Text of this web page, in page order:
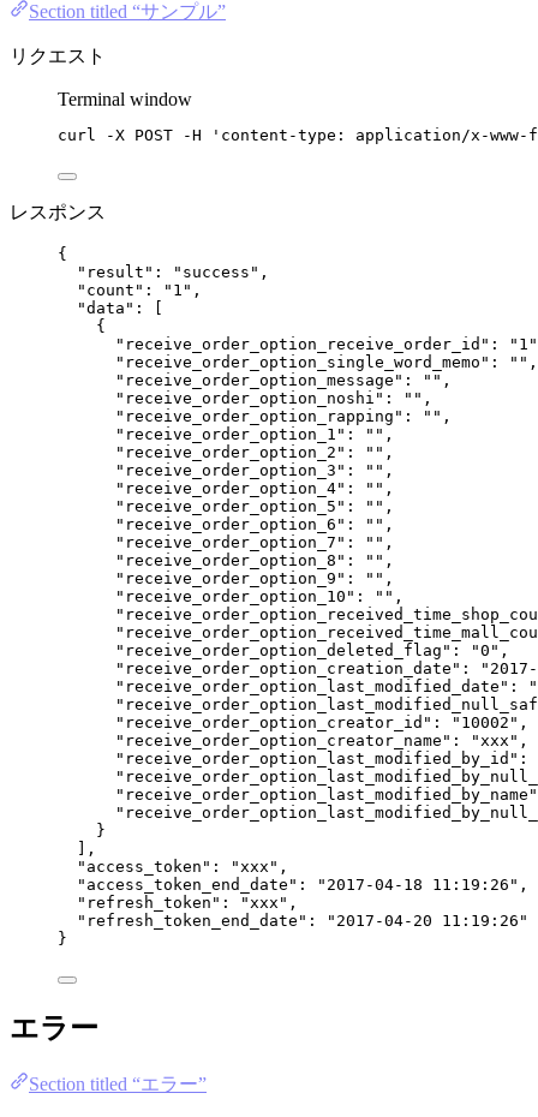
Section titled “サンプル”
リクエスト
Terminal window
curl -X POST -H ' content-type: application/x-www-
レスポンス
{
"result" : " success " ,
"count" : " 1 " ,
"data" : [
{
"receive_order_option_receive_order_id" : " 1 "
"receive_order_option_single_word_memo" : "" ,
"receive_order_option_message" : "" ,
"receive_order_option_noshi" : "" ,
"receive_order_option_rapping" : "" ,
"receive_order_option_1" : "" ,
"receive_order_option_2" : "" ,
"receive_order_option_3" : "" ,
"receive_order_option_4" : "" ,
"receive_order_option_5" : "" ,
"receive_order_option_6" : "" ,
"receive_order_option_7" : "" ,
"receive_order_option_8" : "" ,
"receive_order_option_9" : "" ,
"receive_order_option_10" : "" ,
"receive_order_option_deleted_flag" : "0 " ,
"receive_order_option_creation_date" : "
"receive_order_option_last_modified_date" :
"
"receive_order_option_creator_id" : " 10002 " ,
"receive_order_option_creator_name" : "xxx " ,
"receive_order_option_last_modified_by_id" :
"receive_order_option_last_modified_by_name"
}
],
"access_token" : "xxx " ,
"access_token_end_date" : " 2017-04-18 11:19:26 " ,
"refresh_token" : "xxx " ,
"refresh_token_end_date" : " 2017-04-20 11:19:26 "
}
エラー
Section titled “エラー”